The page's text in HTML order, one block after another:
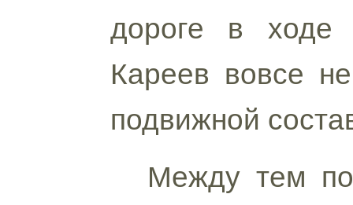
дороге в ходе
Кареев вовсе
подвижной
Между тем